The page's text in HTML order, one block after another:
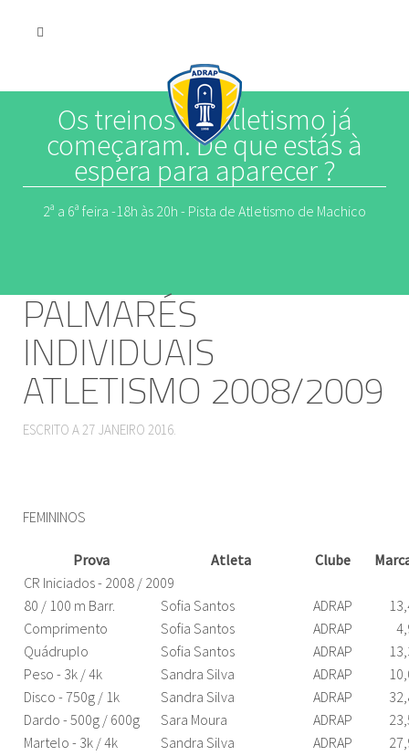
Os treinos de Atletismo já
começaram. De que estás à
espera para aparecer ?
2ª a 6ª feira -18h às 20h - Pista de Atletismo de Machico
PALMARÉS
INDIVIDUAIS
ATLETISMO 2008/2009
ESCRITO A27 JANEIRO 2016.
FEMININOS
Prova Atleta Clube
CR Iniciados - 2008 / 2009
80 / 100 m Barr.
Sofia Santos ADRAP
Comprimento
Sofia Santos ADRAP
Quádruplo
Sofia Santos ADRAP
Peso - 3k / 4k
Sandra Silva ADRAP
Disco - 750g / 1k
Sandra Silva ADRAP
Dardo - 500g / 600g
Sara Moura ADRAP
Martelo - 3k / 4k
Sandra Silva ADRAP